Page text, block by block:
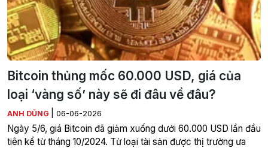
Bitcoin thủng mốc 60.000 USD, giá của
loại ‘vàng số’ này sẽ đi đâu về đâu?
ANH DŨNG 06-06-2026
Ngày 5/6, giá Bitcoin đã giảm xuống dưới 60.000 USD lần đầu
tiên kể từ tháng 10/2024. Từ loại tài sản được thị trường ưa